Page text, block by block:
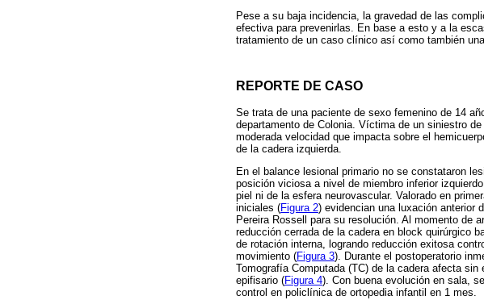
Pese a su baja incidencia, la gravedad de las
efectiva para prevenirlas. En base a esto y a la
tratamiento de un caso clínico así como también
REPORTE DE CASO
Se trata de una paciente de sexo femenino de 14
departamento de Colonia. Víctima de un siniestro
moderada velocidad que impacta sobre el
de la cadera izquierda.
En el balance lesional primario no se constataron
posición viciosa a nivel de miembro inferior
piel ni de la esfera neurovascular. Valorado en
iniciales (Figura 2) evidencian una luxación anterior
Pereira Rossell para su resolución. Al momento de
reducción cerrada de la cadera en block quirúrgico
de rotación interna, logrando reducción exitosa
movimiento (Figura 3). Durante el postoperatorio
Tomografía Computada (TC) de la cadera afecta
epifisario (Figura 4). Con buena evolución en sala,
control en policlínica de ortopedia infantil en 1 mes.